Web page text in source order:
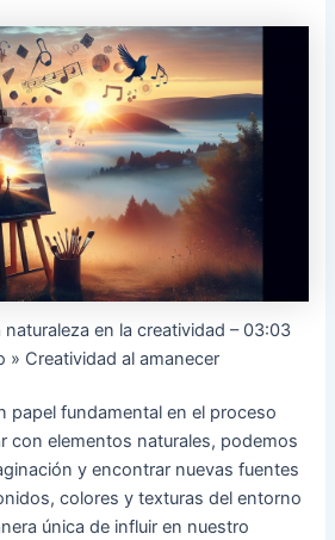
en la creatividad – 03:03
» Creatividad al amanecer
papel fundamental en el proceso
con elementos naturales, podemos
y encontrar nuevas fuentes
colores y texturas del entorno
única de influir en nuestro